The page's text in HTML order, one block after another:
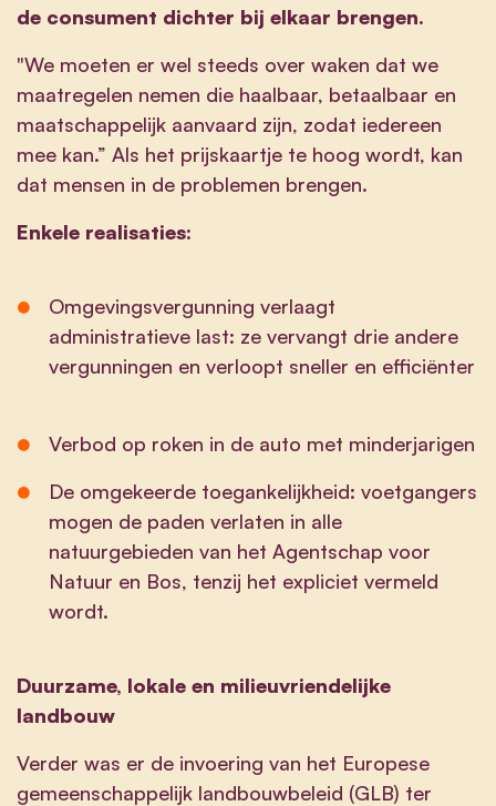
de consument dichter bij elkaar brengen.
"We moeten er wel steeds over waken dat we
maatregelen nemen die haalbaar, betaalbaar en
maatschappelijk aanvaard zijn, zodat iedereen
mee kan.” Als het prijskaartje te hoog wordt, kan
dat mensen in de problemen brengen.
Enkele realisaties:
Omgevingsvergunning verlaagt
administratieve last: ze vervangt drie andere
vergunningen en verloopt sneller en efficiënter
Verbod op roken in de auto met minderjarigen
De omgekeerde toegankelijkheid: voetgangers
mogen de paden verlaten in alle
natuurgebieden van het Agentschap voor
Natuur en Bos, tenzij het expliciet vermeld
wordt.
Duurzame, lokale en milieuvriendelijke
landbouw
Verder was er de invoering van het Europese
gemeenschappelijk landbouwbeleid (GLB) ter